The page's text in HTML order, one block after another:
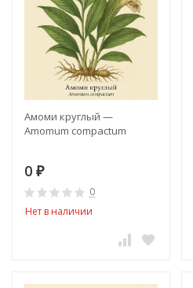
Амоми круглый —
Amomum compactum
0 ₽
0
Нет в наличии